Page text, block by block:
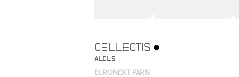
CELLECTIS
ALCLS
EURONEXT PARIS